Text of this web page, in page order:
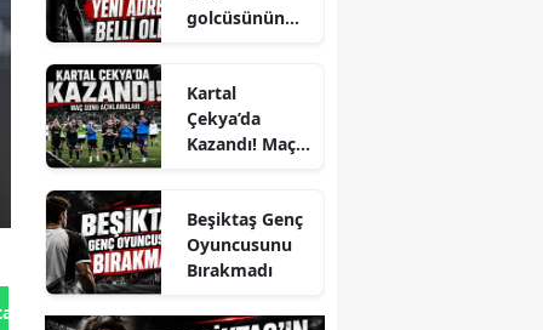
Gönder
golcüsünün
Kartal
Çekya’da
Kazandı! Maç
Beşiktaş Genç
Oyuncusunu
Bırakmadı